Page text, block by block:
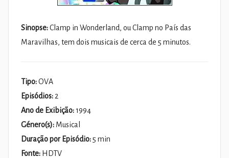
Sinopse:Clamp in Wonderland, ou Clamp no País das
Maravilhas, tem dois musicais de cerca de 5 minutos.
Tipo:OVA
Episódios: 2
Ano de Exibição:1994
Género(s): Musical
Duração por Episódio:5 min
Fonte: HDTV